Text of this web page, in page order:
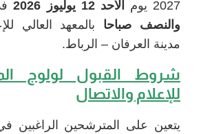
2027 يوم
الأحد 12 يوليوز 2026
والنصف صباحا بالمعهد العالي
مدينة العرفان – الرباط.
شروط القبول لولوج
للإعلام والاتصال
يتعين على المترشحين الراغبين